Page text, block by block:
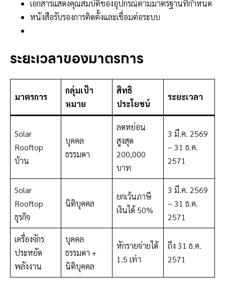
เอกสารแสดงคุณสมบัติของอุปกรณ์ตามมาตรฐานที่กำหนด
หนังสือรับรองการติดตั้งและเชื่อมต่อระบบ
ระยะเวลาของมาตรการ
มาตรการ
กลุ่มเป้า
หมาย
สิทธิ
ประโยชน์
ระยะเวลา
Solar
Rooftop
บ้าน
บุคคล
ธรรมดา
ลดหย่อน
สูงสุด
200,000
บาท
3 มี.ค. 2569
– 31 ธ.ค.
2571
Solar
Rooftop
ธุรกิจ
นิติบุคคล
ยกเว้นภาษี
เงินได้ 50%
3 มี.ค. 2569
– 31 ธ.ค.
2571
เครื่องจักร
ประหยัด
พลังงาน
บุคคล
ธรรมดา +
นิติบุคคล
หักรายจ่ายได้
1.5 เท่า
ถึง 31 ธ.ค.
2571